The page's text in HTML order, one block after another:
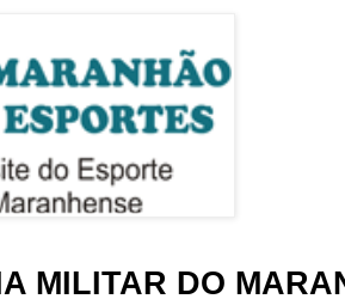
MILITAR DO